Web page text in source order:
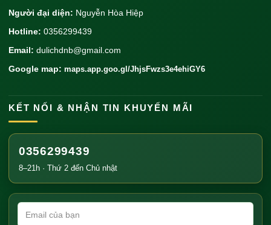
Người đại diện: Nguyễn Hòa Hiệp
Hotline: 0356299439
Email: dulichdnb@gmail.com
Google map: maps.app.goo.gl/JhjsFwzs3e4ehiGY6
KẾT NỐI & NHẬN TIN KHUYẾN MÃI
0356299439
8–21h · Thứ 2 đến Chủ nhật